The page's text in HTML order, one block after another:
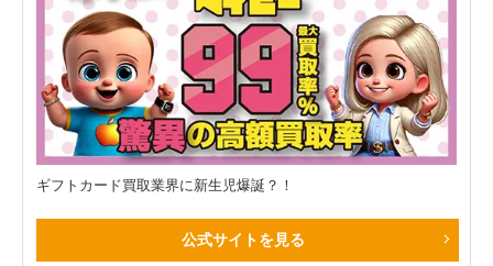
ギフトカード買取業界に新生児爆誕？！
公式サイトを見る